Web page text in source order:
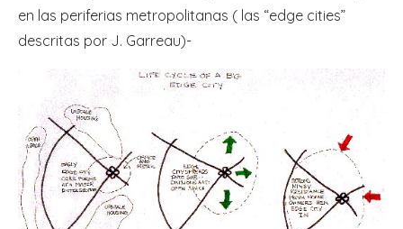
en las periferias metropolitanas ( las “edge cities”
descritas por J. Garreau)-